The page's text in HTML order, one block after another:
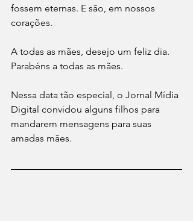
fossem eternas. E são, em nossos
corações.
A todas as mães, desejo um feliz dia.
Parabéns a todas as mães.
Nessa data tão especial, o Jornal Mídia
Digital convidou alguns filhos para
mandarem mensagens para suas
amadas mães.